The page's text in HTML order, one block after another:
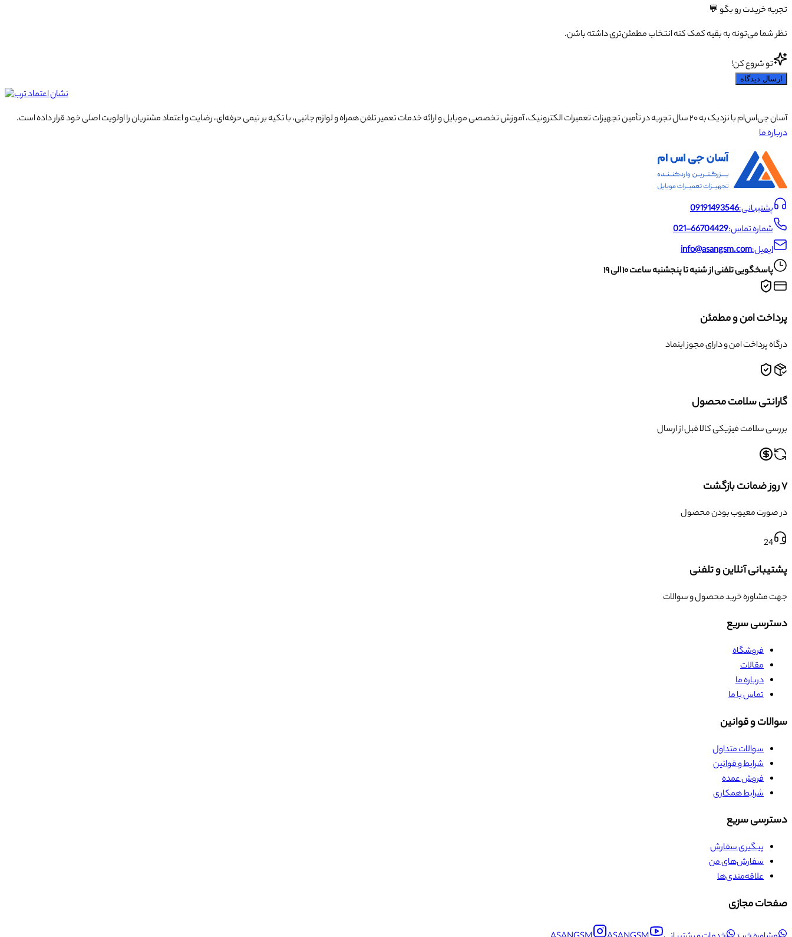
تجربه خریدت رو بگو 💬
نظر شما می‌تونه به بقیه کمک کنه انتخاب مطمئن‌تری داشته باشن.
تو شروع کن!
ارسال دیدگاه
آسان جی‌اس‌ام با نزدیک به ۲۰ سال تجربه در تأمین تجهیزات تعمیرات الکترونیک، آموزش تخصصی موبایل و ارائه خدمات تعمیر تلفن همراه و لوازم جانبی، با تکیه بر تیمی حرفه‌ای، رضایت و اعتماد مشتریان را اولویت اصلی خود قرار داده است.
درباره ما
پشتیبانی:09191493546
شماره تماس:021-66704429
ایمیل:info@asangsm.com
پاسخگویی تلفنی از شنبه تا پنجشنبه ساعت ۱۰ الی ۱۹
پرداخت امن و مطمئن
درگاه پرداخت امن و دارای مجوز اینماد
گارانتی سلامت محصول
بررسی سلامت فیزیکی کالا قبل از ارسال
۷ روز ضمانت بازگشت
در صورت معیوب بودن محصول
24
پشتیبانی آنلاین و تلفنی
جهت مشاوره خرید محصول و سوالات
دسترسی سریع
فروشگاه
مقالات
درباره ما
تماس با ما
سوالات و قوانین
سوالات متداول
شرایط و قوانین
فروش عمده
شرایط همکاری
دسترسی سریع
پیگیری سفارش
سفارش‌های من
علاقه‌مندی‌ها
صفحات مجازی